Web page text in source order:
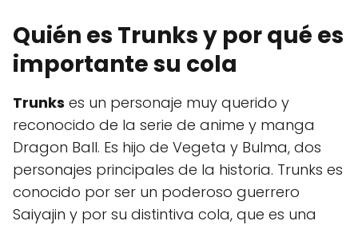
Quién es Trunks y por qué es
importante su cola
Trunks es un personaje muy querido y
reconocido de la serie de anime y manga
Dragon Ball. Es hijo de Vegeta y Bulma, dos
personajes principales de la historia. Trunks es
conocido por ser un poderoso guerrero
Saiyajin y por su distintiva cola, que es una